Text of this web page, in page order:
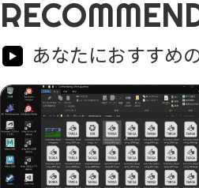
あなたにおすすめ